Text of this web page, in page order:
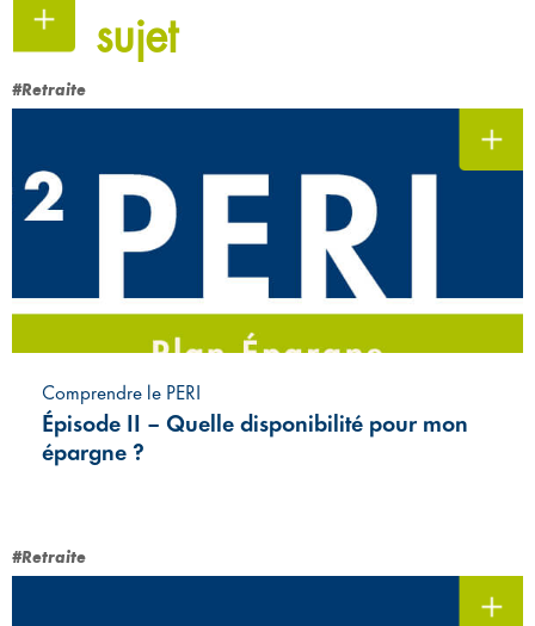
sujet
#Retraite
Comprendre le PERI
Épisode II – Quelle disponibilité pour mon
épargne ?
#Retraite